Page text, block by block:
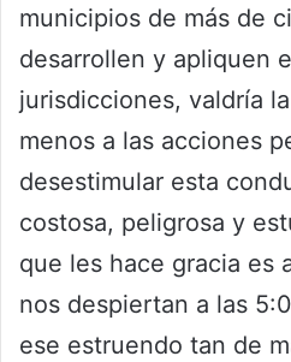
municipios de más de
desarrollen y apliquen
jurisdicciones, valdría
menos a las acciones
desestimular esta
costosa, peligrosa y
que les hace gracia es
nos despiertan a las
ese estruendo tan de